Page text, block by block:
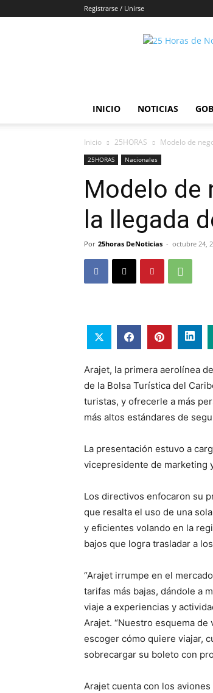
Registrarse / Unirse
INICIO NOTICIAS
Inicio 25HORAS Modelo de
25HORAS Nacionales
Modelo de
la llegada
Por 25horas DeNoticias - octubre 24,
Arajet, la primera aerolínea
de la Bolsa Turística del
turistas, y ofrecerle a más
más altos estándares de
La presentación estuvo a
vicepresidente de marketing
Los directivos enfocaron su
que resalta el uso de una
y eficientes volando en la
bajos que logra trasladar a
“Arajet irrumpe en el
tarifas más bajas, dándole a
viaje a experiencias y
Arajet. “Nuestro esquema
escoger cómo quiere viajar,
sobrecargar su boleto con
Arajet cuenta con los